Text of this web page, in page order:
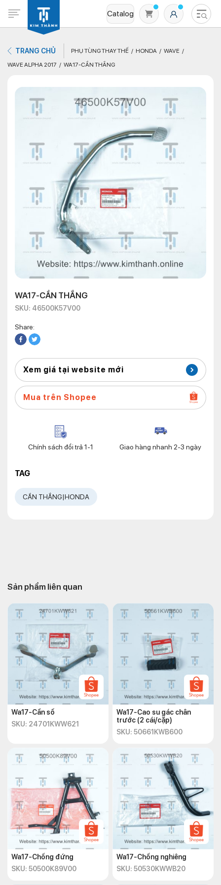
Catalog
Không có sản phẩm nào trong giỏ hàng
TRANG CHỦ PHỤ TÙNG THAY THẾ HONDA
WAVE
WAVE ALPHA 2017
WA17-CẦN THẮNG
WA17-CẦN THẮNG
SKU: 46500K57V00
Share:
Xem giá tại website mới
Mua trên Shopee
Chính sách đổi trả 1-1 Giao hàng nhanh 2-3 ngày
TAG
CẦN THẮNG|HONDA
Sản phẩm liên quan
Wa17-Cần số
SKU: 24701KWW621
Wa17-Cao su gác chân
trước (2 cái/cặp)
SKU: 50661KWB600
Wa17-Chống đứng
SKU: 50500K89V00
Wa17-Chống nghiêng
SKU: 50530KWWB20